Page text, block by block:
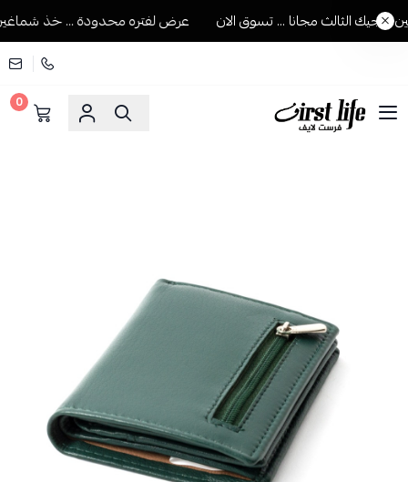
الثالث مجانا ... تسوق الان عرض لفتره محدودة ... خذ شماغين
فرست لايف للمستلزمات الرجالية
0